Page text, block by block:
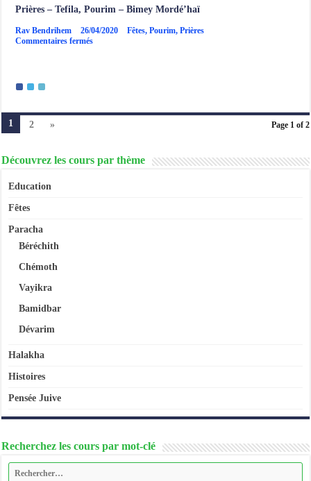
Prières – Tefila, Pourim – Bimey Mordé’haï
Rav Bendrihem 26/04/2020 Fêtes,Pourim,Prières
Commentaires ferméssur
Mordé’haï
Page 1 of 2
1 2 »
Découvrez les cours par thème
Education
Fêtes
Paracha
Béréchith
Chémoth
Vayikra
Bamidbar
Dévarim
Halakha
Histoires
Pensée Juive
Recherchez les cours par mot-clé